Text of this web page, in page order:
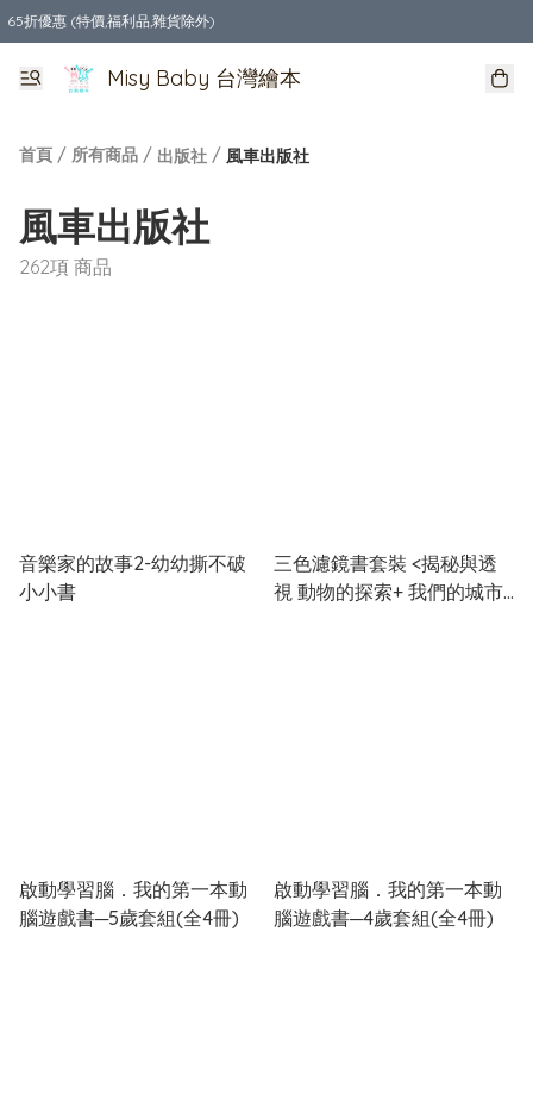
65折優惠 (特價,福利品,雜貨除外)
全店購物滿$550，免運費
Misy Baby 台灣繪本
首頁 / 所有商品 / 出版社 / 風車出版社
風車出版社
262項 商品
音樂家的故事2-幼幼撕不破
小小書
三色濾鏡書套裝 <揭秘與透
視 動物的探索+ 我們的城市
啟動學習腦．我的第一本動
腦遊戲書─5歲套組(全4冊)
啟動學習腦．我的第一本動
腦遊戲書─4歲套組(全4冊)